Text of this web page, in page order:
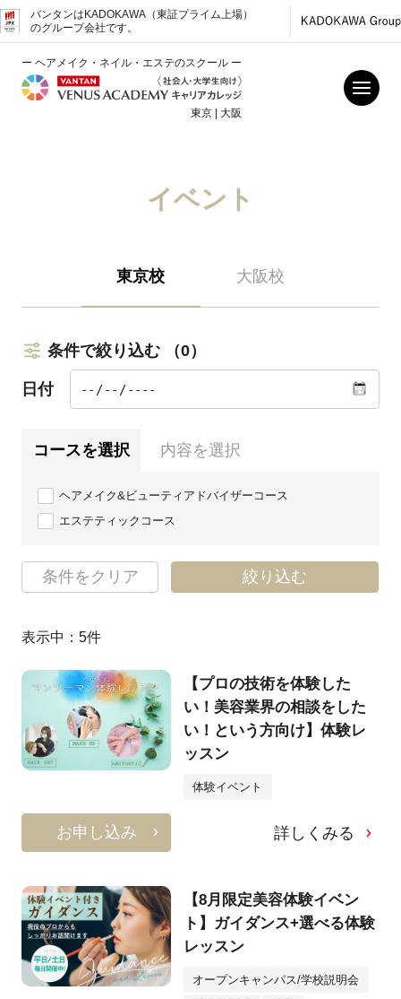
バンタンはKADOKAWA（東証プライム上場）
のグループ会社です。
ー ヘアメイク・ネイル・エステのスクール ー
東京 | 大阪
イベント
東京校 大阪校
条件で絞り込む （0）
日付
コースを選択 内容を選択
ヘアメイク&ビューティアドバイザーコース
エステティックコース
条件をクリア 絞り込む
表示中： 5件
【プロの技術を体験した
い！美容業界の相談をした
い！という方向け】体験レ
ッスン
体験イベント
お申し込み 詳しくみる
【8月限定美容体験イベン
ト】ガイダンス+選べる体験
レッスン
オープンキャンパス/学校説明会